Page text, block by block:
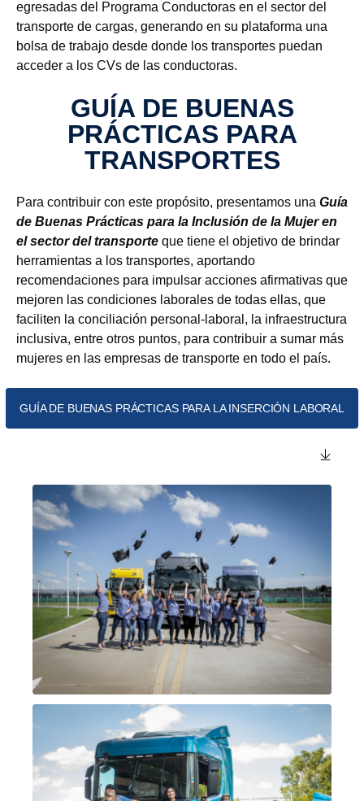
egresadas del Programa Conductoras en el sector del
transporte de cargas, generando en su plataforma una
bolsa de trabajo desde donde los transportes puedan
acceder a los CVs de las conductoras.
GUÍA DE BUENAS
PRÁCTICAS PARA
TRANSPORTES
Para contribuir con este propósito, presentamos una Guía
de Buenas Prácticas para la Inclusión de la Mujer en
el sector del transporte que tiene el objetivo de brindar
herramientas a los transportes, aportando
recomendaciones para impulsar acciones afirmativas que
mejoren las condiciones laborales de todas ellas, que
faciliten la conciliación personal-laboral, la infraestructura
inclusiva, entre otros puntos, para contribuir a sumar más
mujeres en las empresas de transporte en todo el país.
GUÍA DE BUENAS PRÁCTICAS PARA LA INSERCIÓN LABORAL